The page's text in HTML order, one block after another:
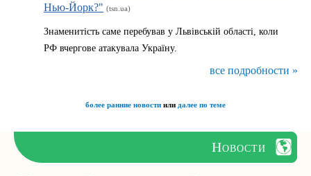
Нью-Йорк?" (tsn.ua)
Знаменитість саме перебував у Львівській області, коли
РФ вчергове атакувала Україну.
все подробности »
более ранние новости или далее по теме
Новости